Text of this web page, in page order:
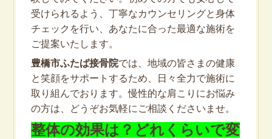
受けられるよう、丁寧なカウンセリングと身体
チェックを行い、あなたに合った最適な施術を
ご提案いたします。
豊橋市ふたば接骨院では、地域の皆さまの健康
と笑顔をサポートするため、日々全力で施術に
取り組んでおります。慢性的な肩こりにお悩み
の方は、どうぞお気軽にご相談くださいませ。
整体の効果は？どれくらいで変